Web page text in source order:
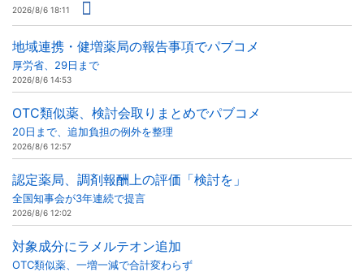
2026/8/6 18:11
地域連携・健増薬局の報告事項でパブコメ
厚労省、29日まで
2026/8/6 14:53
OTC類似薬、検討会取りまとめでパブコメ
20日まで、追加負担の例外を整理
2026/8/6 12:57
認定薬局、調剤報酬上の評価「検討を」
全国知事会が3年連続で提言
2026/8/6 12:02
対象成分にラメルテオン追加
OTC類似薬、一増一減で合計変わらず